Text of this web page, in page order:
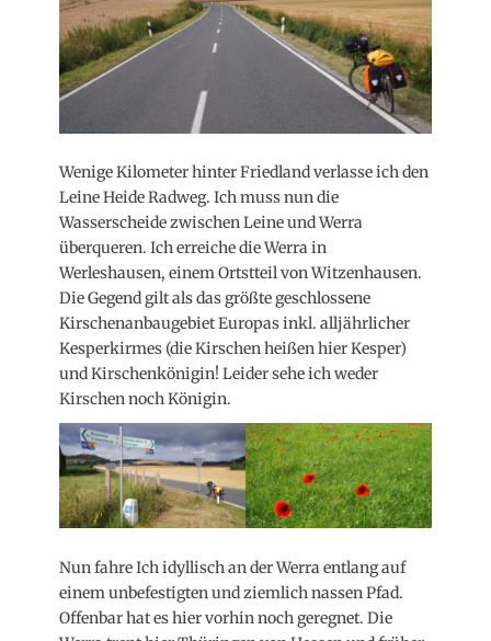
Wenige Kilometer hinter Friedland verlasse ich den
Leine Heide Radweg. Ich muss nun die
Wasserscheide zwischen Leine und Werra
überqueren. Ich erreiche die Werra in
Werleshausen, einem Ortstteil von Witzenhausen.
Die Gegend gilt als das größte geschlossene
Kirschenanbaugebiet Europas inkl. alljährlicher
Kesperkirmes (die Kirschen heißen hier Kesper)
und Kirschenkönigin! Leider sehe ich weder
Kirschen noch Königin.
Nun fahre Ich idyllisch an der Werra entlang auf
einem unbefestigten und ziemlich nassen Pfad.
Offenbar hat es hier vorhin noch geregnet. Die